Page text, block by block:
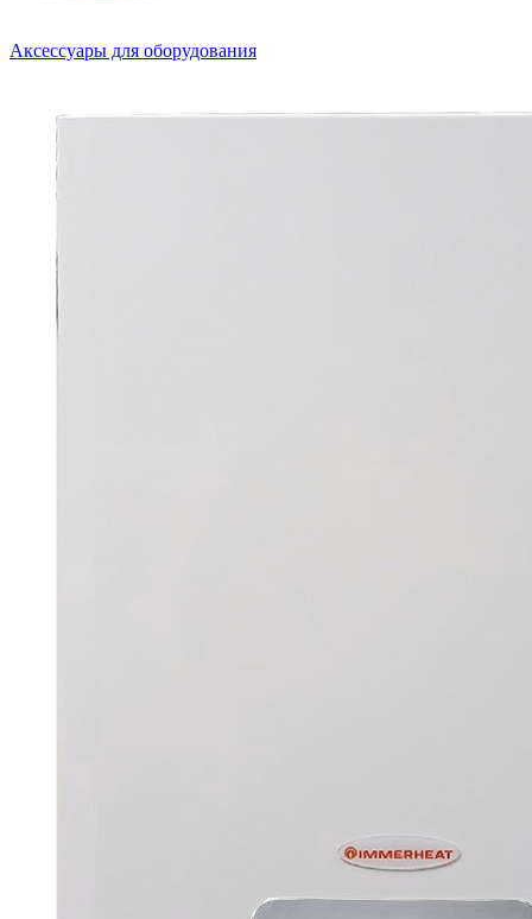
Аксессуары для оборудования